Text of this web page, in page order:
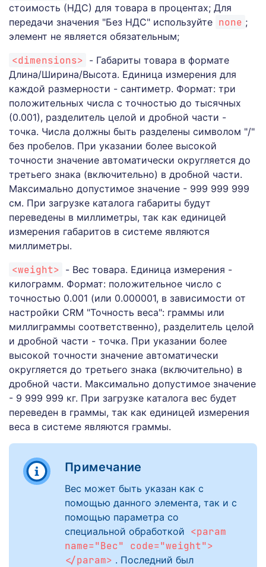
стоимость (НДС) для товара в процентах; Для
передачи значения "Без НДС" используйте none ;
элемент не является обязательным;
<dimensions> - Габариты товара в формате
Длина/Ширина/Высота. Единица измерения для
каждой размерности - сантиметр. Формат: три
положительных числа с точностью до тысячных
(0.001), разделитель целой и дробной части -
точка. Числа должны быть разделены символом "/"
без пробелов. При указании более высокой
точности значение автоматически округляется до
третьего знака (включительно) в дробной части.
Максимально допустимое значение - 999 999 999
см. При загрузке каталога габариты будут
переведены в миллиметры, так как единицей
измерения габаритов в системе являются
миллиметры.
<weight> - Вес товара. Единица измерения -
килограмм. Формат: положительное число с
точностью 0.001 (или 0.000001, в зависимости от
настройки CRM "Точность веса": граммы или
миллиграммы соответственно), разделитель целой
и дробной части - точка. При указании более
высокой точности значение автоматически
округляется до третьего знака (включительно) в
дробной части. Максимально допустимое значение
- 9 999 999 кг. При загрузке каталога вес будет
переведен в граммы, так как единицей измерения
веса в системе являются граммы.
Примечание
Вес может быть указан как с
помощью данного элемента, так и с
помощью параметра со
специальной обработкой <param
name="Вес" code="weight">
</param> . Последний был